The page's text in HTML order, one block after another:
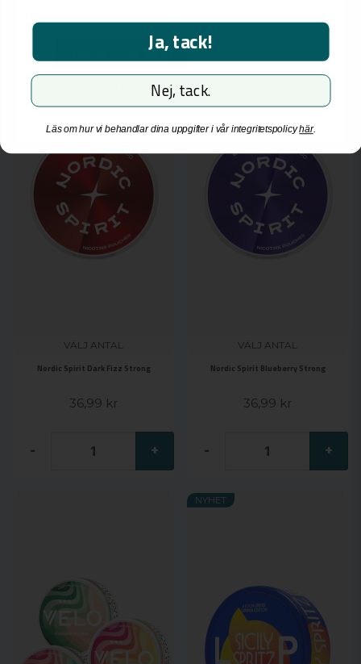
VÄLJ ANTAL
Nordic Spirit Dark Fizz Strong
36,99 kr
- +
VÄLJ ANTAL
Nordic Spirit Blueberry Strong
36,99 kr
- +
NYHET
NYHET
Jag är över 18 år
Jag är inte över 18 år
Ja, tack!
Nej, tack.
Läs om hur vi behandlar dina uppgifter i vår integritetspolicyhär.